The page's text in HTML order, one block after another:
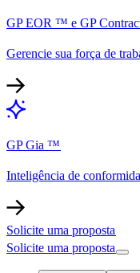
GP EOR ™ e GP
Gerencie sua força de
GP Gia ™​​
Inteligência de
Solicite uma proposta​​
Solicite uma proposta​​